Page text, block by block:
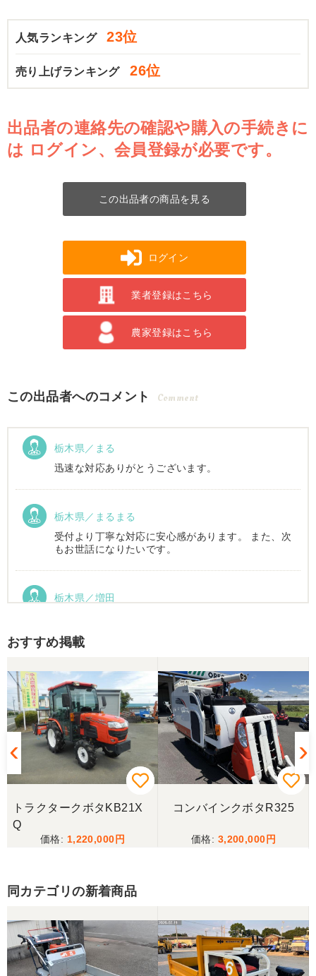
人気ランキング 23位
売り上げランキング 26位
出品者の連絡先の確認や購入の手続きに
は ログイン、会員登録が必要です。
この出品者の商品を見る
ログイン
業者登録はこちら
農家登録はこちら
この出品者へのコメント Comment
栃木県／まる
迅速な対応ありがとうございます。
栃木県／まるまる
受付より丁寧な対応に安心感があります。 また、次
もお世話になりたいです。
栃木県／増田
おすすめ掲載
トラクタークボタKB21X
Q
1,220,000
コンバインクボタR325
3,200,000
同カテゴリの新着商品